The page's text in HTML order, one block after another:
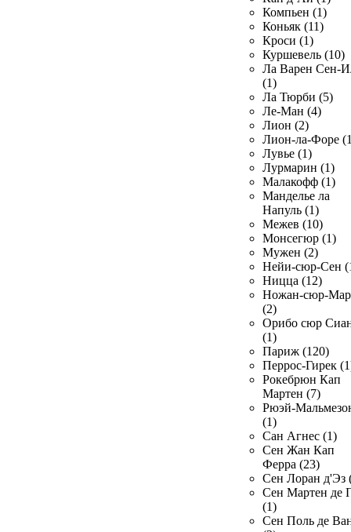
Компьен (1)
Коньяк (11)
Кроси (1)
Куршевель (10)
Ла Варен Сен-
(1)
Ла Тюрби (5)
Ле-Ман (4)
Лион (2)
Лион-ла-Форе
Лувье (1)
Лурмарин (1)
Малакофф (1)
Манделье ла
Напуль (1)
Межев (10)
Монсегюр (1)
Мужен (2)
Нейи-сюр-Сен
Ницца (12)
Ножан-сюр-
(2)
Орибо сюр
(1)
Париж (120)
Перрос-Гирек
Рокебрюн Кап
Мартен (7)
Рюэй-
(1)
Сан Агнес (1)
Сен Жан Кап
Ферра (23)
Сен Лоран д'Эз
Сен Мартен де
(1)
Сен Поль де